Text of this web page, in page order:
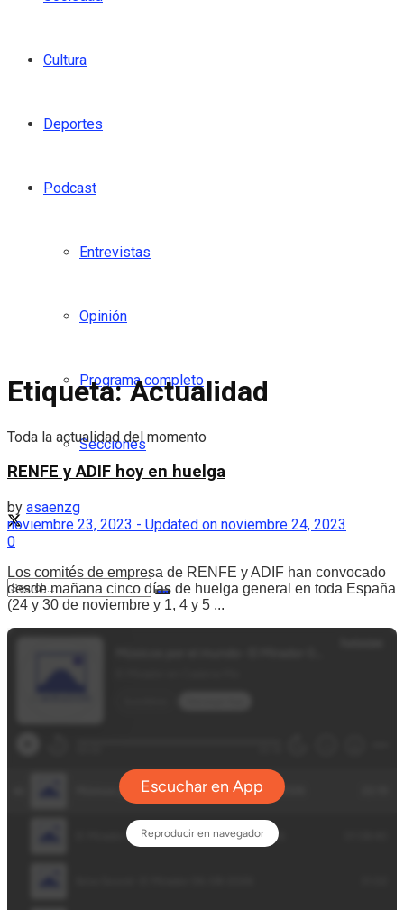
Cultura
Deportes
Podcast
Entrevistas
Opinión
Programa completo
Secciones
Etiqueta:Actualidad
Toda la actualidad del momento
RENFE y ADIF hoy en huelga
by asaenzg
noviembre 23, 2023 - Updated on noviembre 24, 2023
0
Los comités de empresa de RENFE y ADIF han convocado
desde mañana cinco días de huelga general en toda España
(24 y 30 de noviembre y 1, 4 y 5 ...